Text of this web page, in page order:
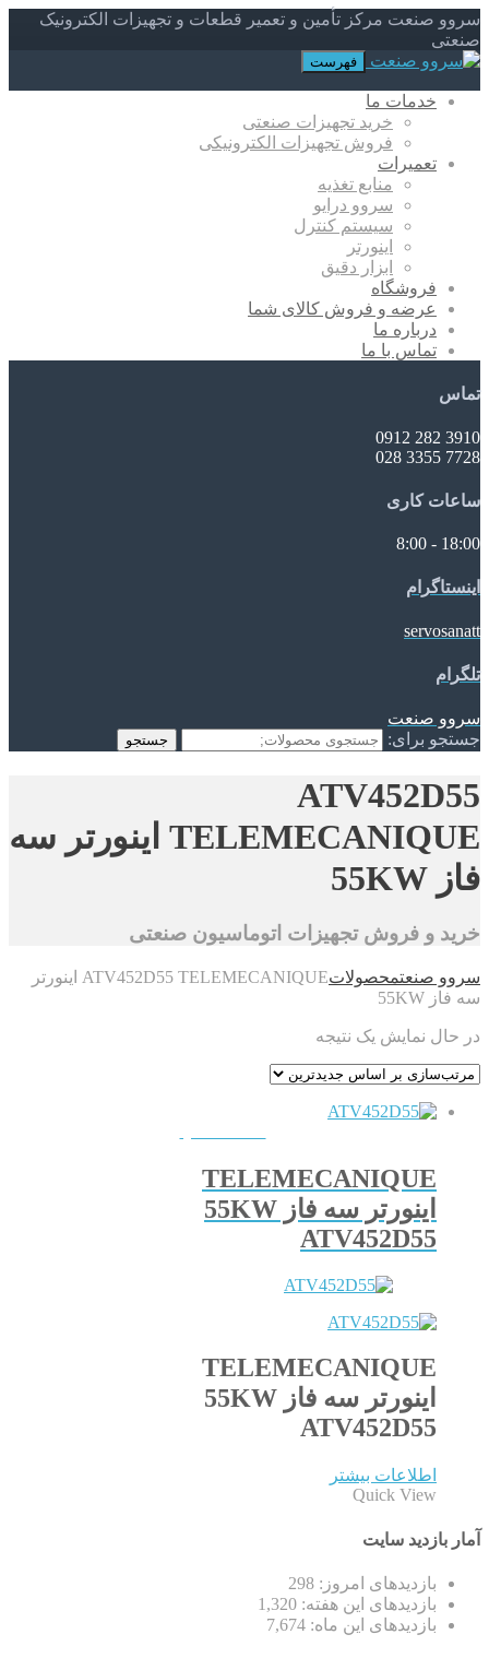
سروو صنعت مرکز تأمین و تعمیر قطعات و تجهیزات الکترونیک
صنعتی
فهرست
خدمات ما
خرید تجهیزات صنعتی
فروش تجهیزات الکترونیکی
تعمیرات
منابع تغذیه
سروو درایو
سیستم کنترل
اینورتر
ابزار دقیق
فروشگاه
عرضه و فروش کالای شما
درباره ما
تماس با ما
تماس
3910 282 0912
7728 3355 028
ساعات کاری
18:00 - 8:00
اینستاگرام
servosanatt
تلگرام
سروو صنعت
جستجو برای:
جستجو
ATV452D55
TELEMECANIQUE اینورتر سه
فاز 55KW
خرید و فروش تجهیزات اتوماسیون صنعتی
سروو صنعتمحصولات
ATV452D55 TELEMECANIQUE اینورتر
سه فاز 55KW
در حال نمایش یک نتیجه
TELEMECANIQUE
اینورتر سه فاز 55KW
ATV452D55
TELEMECANIQUE
اینورتر سه فاز 55KW
ATV452D55
اطلاعات بیشتر
Quick View
آمار بازدید سایت
بازدیدهای امروز: 298
بازدیدهای این هفته: 1,320
بازدیدهای این ماه: 7,674